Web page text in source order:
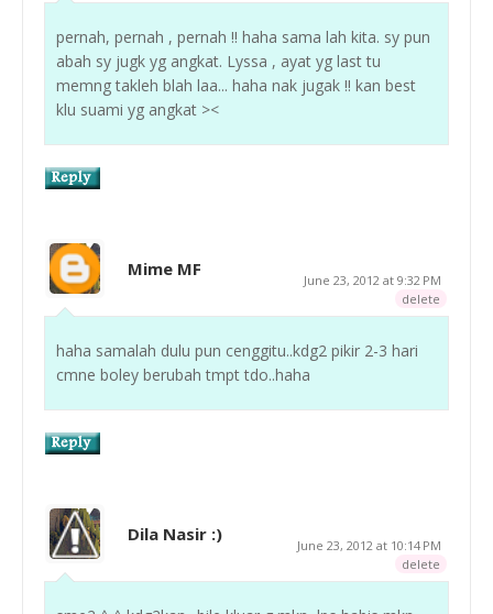
pernah, pernah , pernah !! haha sama lah kita. sy pun
abah sy jugk yg angkat. Lyssa , ayat yg last tu
memng takleh blah laa... haha nak jugak !! kan best
klu suami yg angkat ><
Mime MF
June 23, 2012 at 9:32 PM
delete
haha samalah dulu pun cenggitu..kdg2 pikir 2-3 hari
cmne boley berubah tmpt tdo..haha
Dila Nasir :)
June 23, 2012 at 10:14 PM
delete